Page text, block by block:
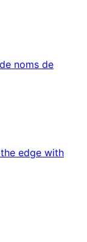
noms de
edge with